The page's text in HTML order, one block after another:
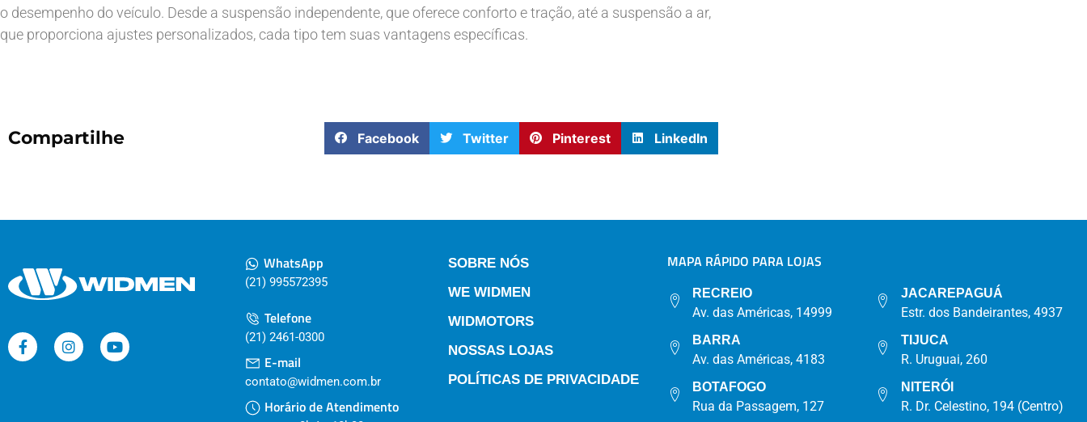
o desempenho do veículo. Desde a suspensão independente, que oferece conforto e tração, até a suspensão a ar,
que proporciona ajustes personalizados, cada tipo tem suas vantagens específicas.
Compartilhe Facebook Twitter Pinterest LinkedIn
WhatsApp
(21) 995572395
Telefone
(21) 2461-0300
E-mail
contato@widmen.com.br
Horário de Atendimento
SOBRE NÓS
WE WIDMEN
WIDMOTORS
NOSSAS LOJAS
POLÍTICAS DE PRIVACIDADE
MAPA RÁPIDO PARA LOJAS
RECREIO
Av. das Américas, 14999
BARRA
Av. das Américas, 4183
BOTAFOGO
Rua da Passagem, 127
JACAREPAGUÁ
Estr. dos Bandeirantes, 4937
TIJUCA
R. Uruguai, 260
NITERÓI
R. Dr. Celestino, 194 (Centro)